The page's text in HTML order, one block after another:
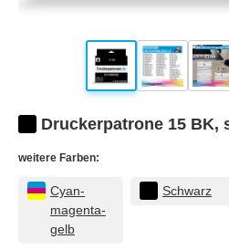
Druckerpatrone 15 BK,
weitere Farben:
Cyan-
magenta-
gelb
Schwarz